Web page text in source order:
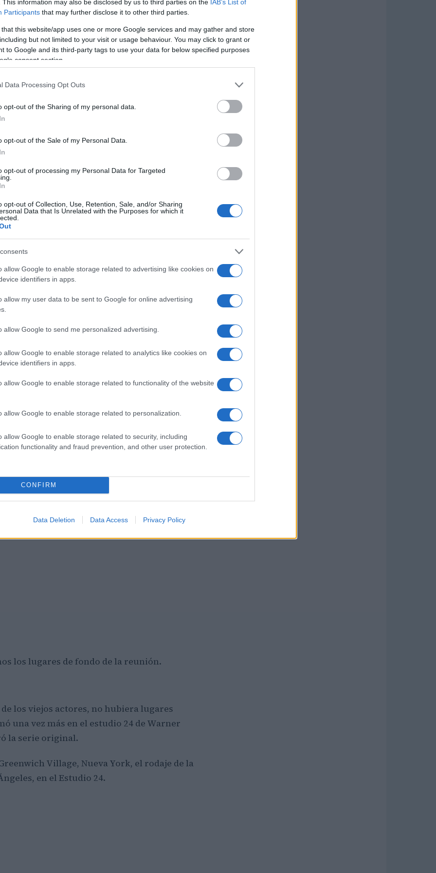
This information may also be disclosed by us to third parties on the IAB’s List of
Participants that may further disclose it to other third parties.
that this website/app uses one or more Google services and may gather and store
but not limited to your visit or usage behaviour. You may click to grant or
to Google and its third-party tags to use your data for below specified purposes
consent section.
Data Processing Opt Outs
opt-out of the Sharing of my personal data.
opt-out of the Sale of my Personal Data.
opt-out of processing my Personal Data for Targeted
opt-out of Collection, Use, Retention, Sale, and/or Sharing
Data that Is Unrelated with the Purposes for which it
allow Google to enable storage related to advertising like cookies on
identifiers in apps.
allow my user data to be sent to Google for online advertising
allow Google to send me personalized advertising.
allow Google to enable storage related to analytics like cookies on
identifiers in apps.
allow Google to enable storage related to functionality of the website
allow Google to enable storage related to personalization.
allow Google to enable storage related to security, including
functionality and fraud prevention, and other user protection.
CONFIRM
Data Deletion Data Access Privacy Policy
y los lugares que serán el telón de
y locación
nos hace compañía gracias a las
que pone a disposición de los
cuyo fin nunca ha sido realmente digerido
años del final de la serie, el elenco se
emocionante reunión, con una locación
.
Aniston, Courteney Cox, Lisa Kudrow,
Schwimmer una vez más juntos en
oportunidad de apegarnos a todos los
Chandler y Phoebe, de Friends
los 236 episodios totales, y las risas nos
los lugares de fondo de la reunión.
los viejos actores, no hubiera lugares
una vez más en el estudio 24 de Warner
la serie original.
Village, Nueva York, el rodaje de la
en el Estudio 24.